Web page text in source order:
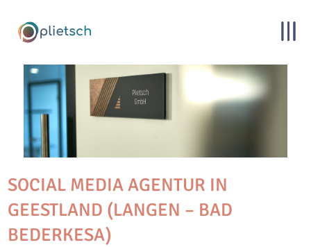
SOCIAL MEDIA AGENTUR IN
GEESTLAND (LANGEN – BAD
BEDERKESA)